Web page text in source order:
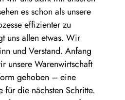
es schon als unsere
effizienter zu
uns allen etwas. Wir
und Verstand. Anfang
unsere Warenwirtschaft
gehoben – eine
die nächsten Schritte.